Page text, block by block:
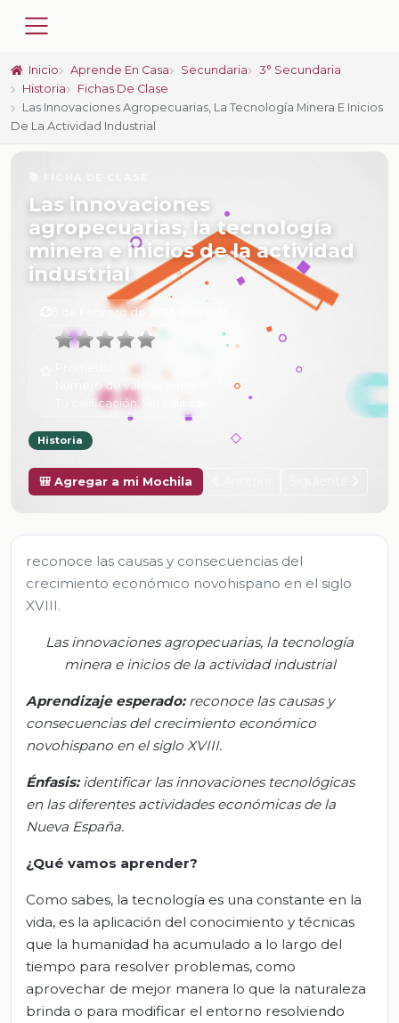
Inicio Aprende En Casa Secundaria
3° Secundaria
Historia
Fichas De Clase
Las Innovaciones Agropecuarias, La Tecnología Minera E Inicios
De La Actividad Industrial
Las innovaciones
agropecuarias, la tecnología
minera e inicios de la actividad
industrial
6 de Febrero de 2025 a las 17:17
Número de valoraciones:
Tu calificación:
Historia
🎒 Agregar a mi Mochila
reconoce las causas y consecuencias del
crecimiento económico novohispano en el siglo
XVIII.
Las innovaciones agropecuarias, la tecnología
minera e inicios de la actividad industrial
Aprendizaje esperado: reconoce las causas y
consecuencias del crecimiento económico
novohispano en el siglo XVIII.
Énfasis: identificar las innovaciones tecnológicas
en las diferentes actividades económicas de la
Nueva España.
¿Qué vamos aprender?
Como sabes, la tecnología es una constante en la
vida, es la aplicación del conocimiento y técnicas
que la humanidad ha acumulado a lo largo del
tiempo para resolver problemas, como
aprovechar de mejor manera lo que la naturaleza
brinda o para modificar el entorno resolviendo